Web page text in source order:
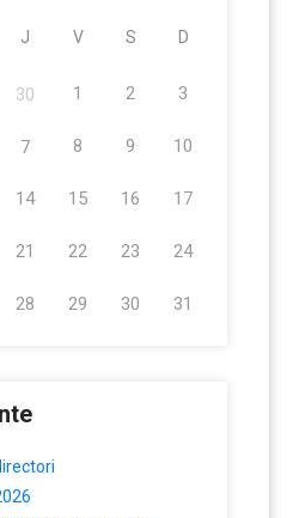
J V S D
30 1 2 3
7 8 9 10
14 15 16 17
21 22 23 24
28 29 30 31